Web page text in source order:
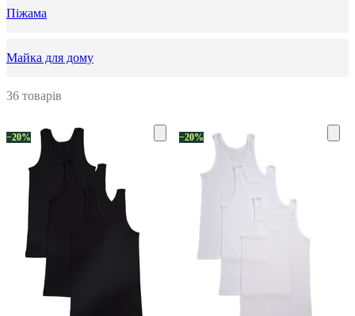
Піжама
Майка для дому
36 товарів
−20% −20%